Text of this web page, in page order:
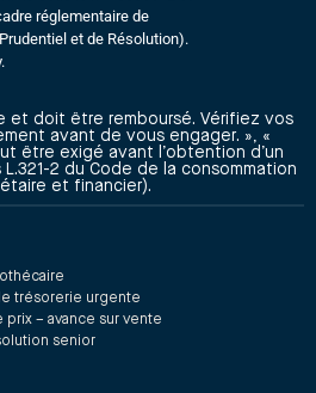
réglementaire de
et de Résolution).
et doit être remboursé. Vérifiez vos
avant de vous engager. », «
être exigé avant l’obtention d’un
2 du Code de la consommation
et financier).
trésorerie urgente
– avance sur vente
senior